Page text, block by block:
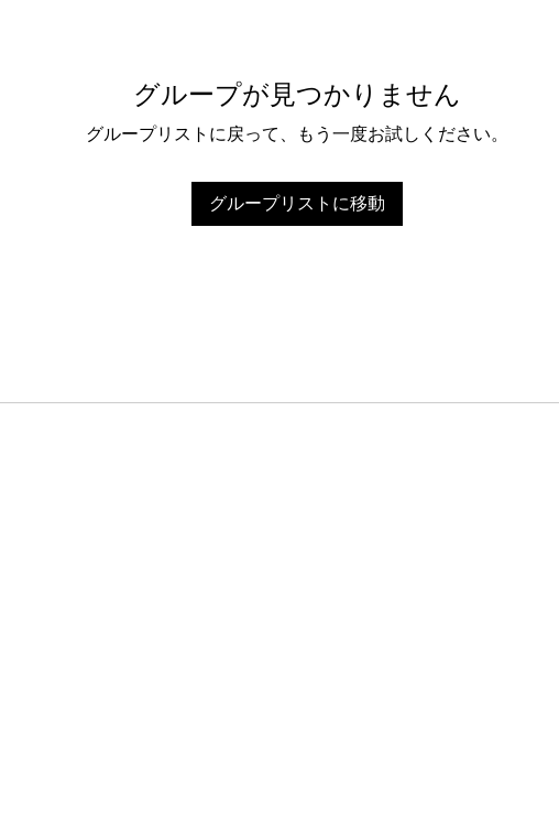
グループが見つかりません
グループリストに戻って、もう一度お試しください。
グループリストに移動